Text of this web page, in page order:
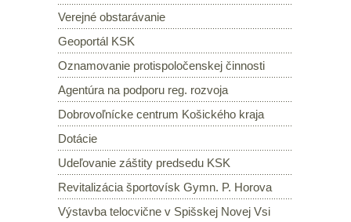
Verejné obstarávanie
Geoportál KSK
Oznamovanie protispoločenskej činnosti
Agentúra na podporu reg. rozvoja
Dobrovoľnícke centrum Košického kraja
Dotácie
Udeľovanie záštity predsedu KSK
Revitalizácia športovísk Gymn. P. Horova
Výstavba telocvične v Spišskej Novej Vsi